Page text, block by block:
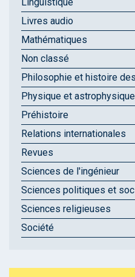
Linguistique
Livres audio
Mathématiques
Non classé
Philosophie et histoire
Physique et astrophysique
Préhistoire
Relations internationales
Revues
Sciences de l'ingénieur
Sciences politiques et
Sciences religieuses
Société